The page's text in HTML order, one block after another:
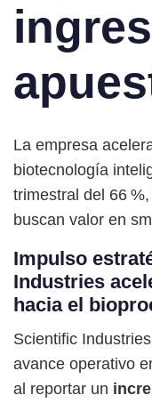
La empresa
biotecnología
trimestral del 66
buscan valor en
Impulso
Industries
hacia el
Scientific
avance operativo
al reportar un